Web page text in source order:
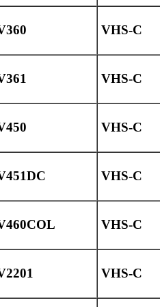
VHS-C
VHS-C
VHS-C
VHS-C
VHS-C
VHS-C